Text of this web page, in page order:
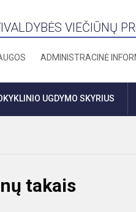
VIEČIŪNŲ
ADMINISTRACINĖ
UGDYMO SKYRIUS
takais